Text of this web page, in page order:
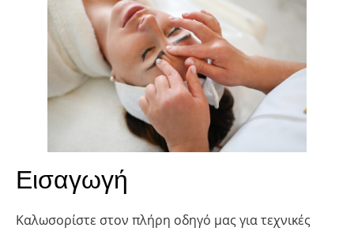
Εισαγωγή
Καλωσορίστε στον πλήρη οδηγό μας για τεχνικές